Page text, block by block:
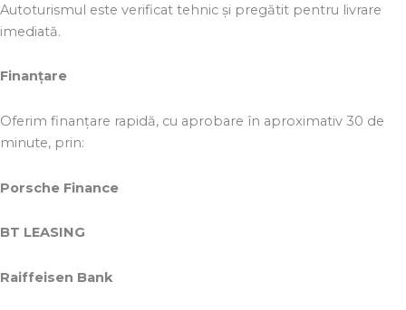
Autoturismul este verificat tehnic și pregătit pentru livrare
imediată.
Finanțare
Oferim finanțare rapidă, cu aprobare în aproximativ 30 de
minute, prin:
Porsche Finance
BT LEASING
Raiffeisen Bank